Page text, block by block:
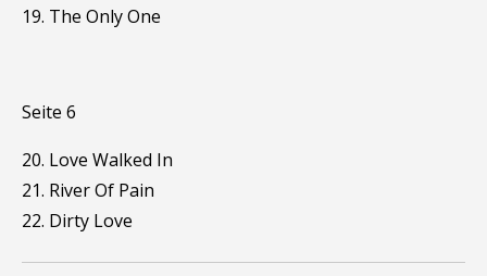
19. The Only One
Seite 6
20. Love Walked In
21. River Of Pain
22. Dirty Love